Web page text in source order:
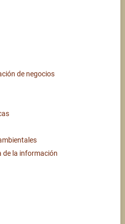
de negocios
de la información